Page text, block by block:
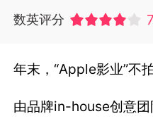
数英评分
年末，“Apple影业”不
由品牌in-house创意